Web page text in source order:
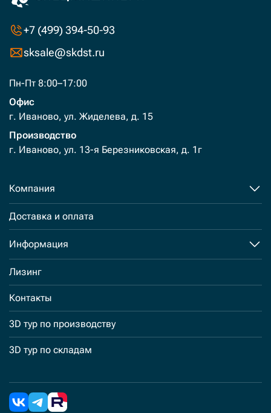
+7 (499) 394-50-93
sksale@skdst.ru
Пн-Пт 8:00–17:00
Офис
г. Иваново, ул. Жиделева, д. 15
Производство
г. Иваново, ул. 13-я Березниковская, д. 1г
Компания
Доставка и оплата
Информация
Лизинг
Контакты
3D тур по производству
3D тур по складам